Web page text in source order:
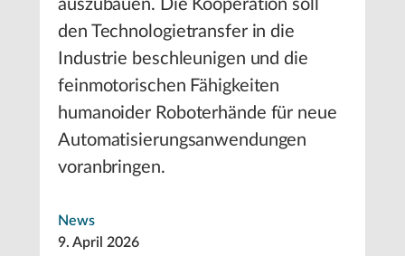
auszubauen. Die Kooperation soll
den Technologietransfer in die
Industrie beschleunigen und die
feinmotorischen Fähigkeiten
humanoider Roboterhände für neue
Automatisierungsanwendungen
voranbringen.
News
9. April 2026